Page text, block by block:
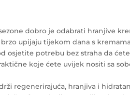
dobro je odabrati hranjive
upijaju tijekom dana s
osjetite potrebu bez straha da ćete
koje ćete uvijek nositi sa
regenerirajuća, hranjiva i